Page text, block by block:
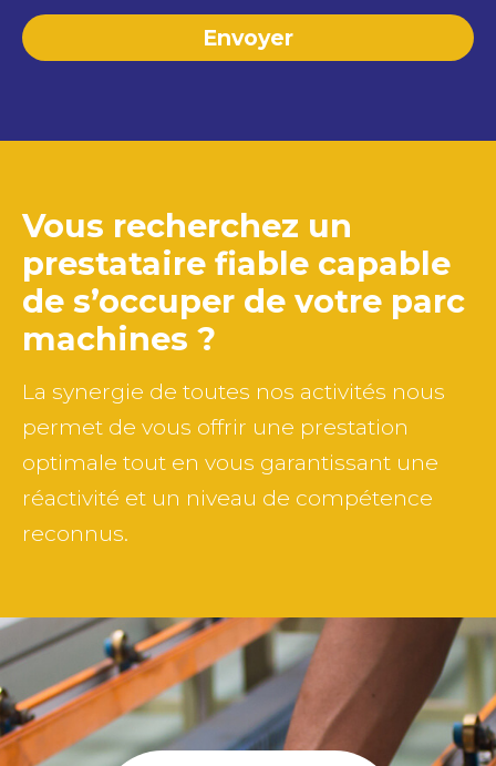
Vous recherchez un
prestataire fiable capable
de s’occuper de votre parc
machines ?
La synergie de toutes nos activités nous
permet de vous offrir une prestation
optimale tout en vous garantissant une
réactivité et un niveau de compétence
reconnus.